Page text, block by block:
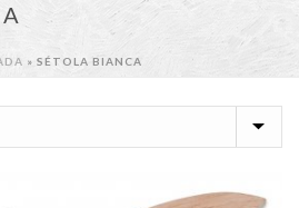
» SÉTOLA BIANCA